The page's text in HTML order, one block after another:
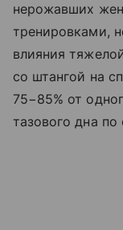
нерожавших
тренировками,
влияния
со штангой на
75−85% от
тазового дна